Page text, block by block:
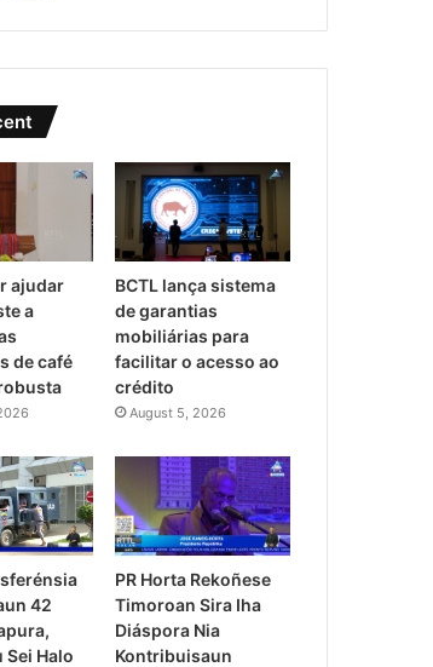
ajudar
a
de café
BCTL lança sistema
de garantias
mobiliárias para
facilitar o acesso ao
crédito
August 5, 2026
42
Halo
PR Horta Rekoñese
Timoroan Sira Iha
Diáspora Nia
Kontribuisaun